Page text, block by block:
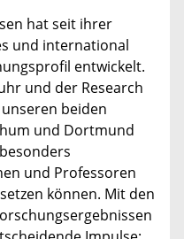
hat seit ihrer
und international
entwickelt.
und der Research
beiden
und Dortmund
und Professoren
können. Mit den